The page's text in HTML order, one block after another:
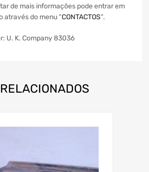
de mais informações pode entrar em
através do menu “CONTACTOS“.
U. K. Company 83036